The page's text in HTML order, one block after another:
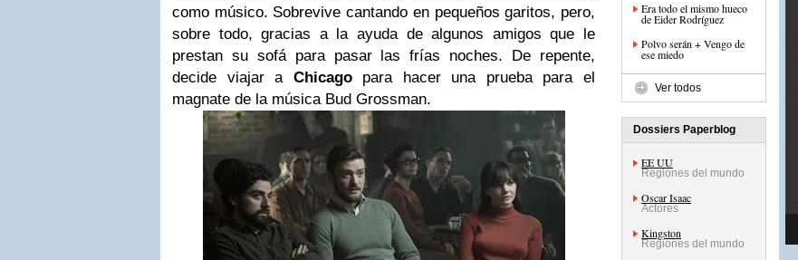
como músico. Sobrevive cantando en pequeños garitos, pero,
sobre todo, gracias a la ayuda de algunos amigos que le
prestan su sofá para pasar las frías noches. De repente,
decide viajar a Chicagopara hacer una prueba para el
magnate de la música Bud Grossman.
Era todo el mismo hueco
de Eider Rodríguez
Polvo serán + Vengo de
ese miedo
Ver todos
Dossiers Paperblog
EE UU
Regiones del mundo
Oscar Isaac
Actores
Kingston
Regiones del mundo